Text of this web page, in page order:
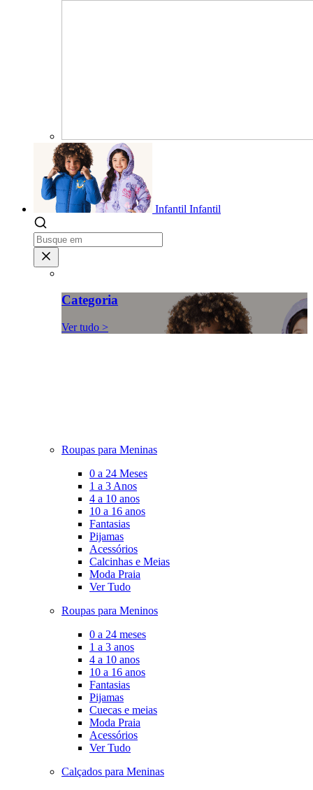
Infantil Infantil
Categoria
Ver tudo >
Roupas para Meninas
0 a 24 Meses
1 a 3 Anos
4 a 10 anos
10 a 16 anos
Fantasias
Pijamas
Acessórios
Calcinhas e Meias
Moda Praia
Ver Tudo
Roupas para Meninos
0 a 24 meses
1 a 3 anos
4 a 10 anos
10 a 16 anos
Fantasias
Pijamas
Cuecas e meias
Moda Praia
Acessórios
Ver Tudo
Calçados para Meninas